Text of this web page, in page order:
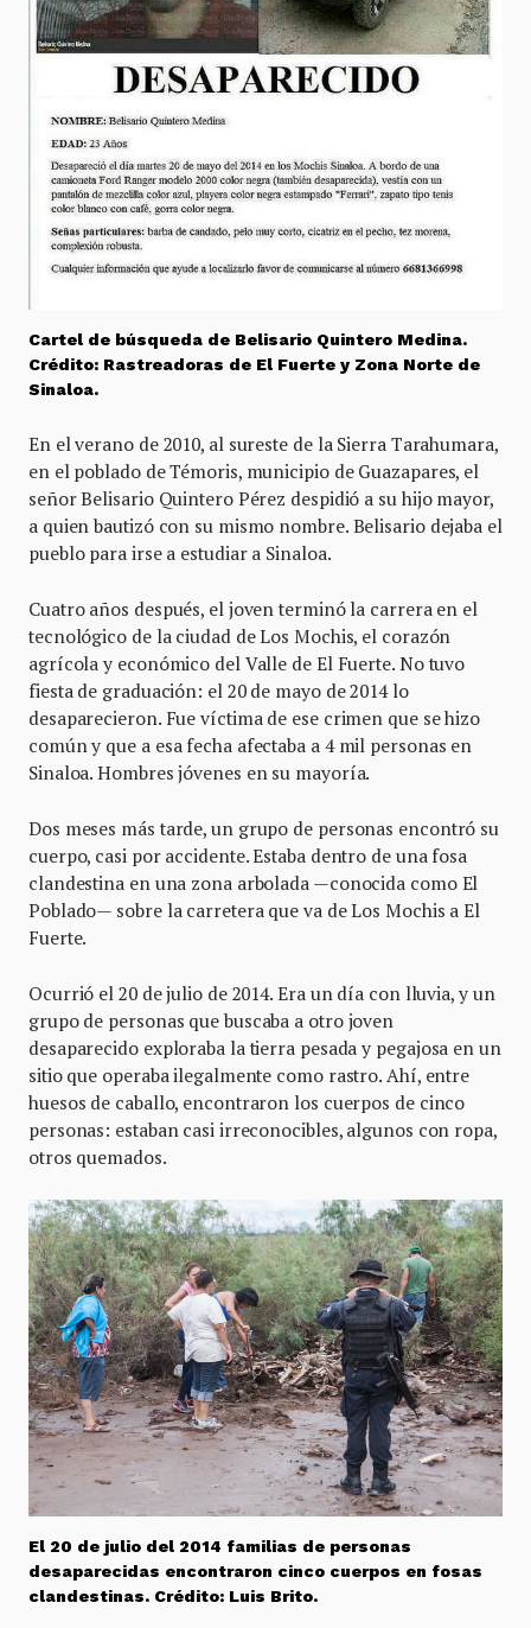
Cartel de búsqueda de Belisario Quintero Medina.
Crédito: Rastreadoras de El Fuerte y Zona Norte de
Sinaloa.
En el verano de 2010, al sureste de la Sierra Tarahumara,
en el poblado de Témoris, municipio de Guazapares, el
señor Belisario Quintero Pérez despidió a su hijo mayor,
a quien bautizó con su mismo nombre. Belisario dejaba el
pueblo para irse a estudiar a Sinaloa.
Cuatro años después, el joven terminó la carrera en el
tecnológico de la ciudad de Los Mochis, el corazón
agrícola y económico del Valle de El Fuerte. No tuvo
fiesta de graduación: el 20 de mayo de 2014 lo
desaparecieron. Fue víctima de ese crimen que se hizo
común y que a esa fecha afectaba a 4 mil personas en
Sinaloa. Hombres jóvenes en su mayoría.
Dos meses más tarde, un grupo de personas encontró su
cuerpo, casi por accidente. Estaba dentro de una fosa
clandestina en una zona arbolada —conocida como El
Poblado— sobre la carretera que va de Los Mochis a El
Fuerte.
Ocurrió el 20 de julio de 2014. Era un día con lluvia, y un
grupo de personas que buscaba a otro joven
desaparecido exploraba la tierra pesada y pegajosa en un
sitio que operaba ilegalmente como rastro. Ahí, entre
huesos de caballo, encontraron los cuerpos de cinco
personas: estaban casi irreconocibles, algunos con ropa,
otros quemados.
El 20 de julio del 2014 familias de personas
desaparecidas encontraron cinco cuerpos en fosas
clandestinas. Crédito: Luis Brito.